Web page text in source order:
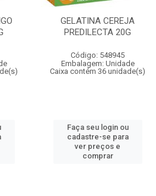
GELATINA CEREJA
PREDILECTA 20G
Código: 548945
Embalagem: Unidade
Caixa contém 36 unidade(s)
Faça seu login ou
cadastre-se para
ver preços e
comprar